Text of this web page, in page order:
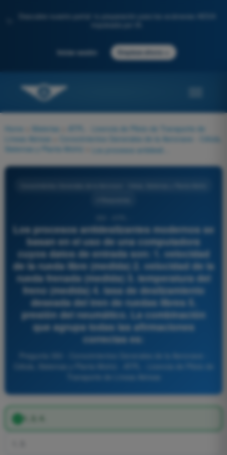
Descubre nuestro portal: tu preparación para los exámenes AESA
Iniciar sesión Empieza ahora
Home Materias
ATPL - Licencia de Piloto de Transporte de
Líneas Aéreas
Conocimientos Generales de la Aeronave - Célula,
Sistemas y Planta Motriz
Los procesos antideslizantes modernos se
basan en el uso de una computadora
cuyos datos de entrada son: 1. velocidad
de la rueda libre (medida) 2. velocidad de la
rueda frenada (medida) 3. temperatura del
freno (medida) 4. tasa de deslizamiento
deseada del tren de ruedas libres 5.
presión del neumático. La combinación
que agrupa todas las afirmaciones
correctas es:
1, 2, 4.